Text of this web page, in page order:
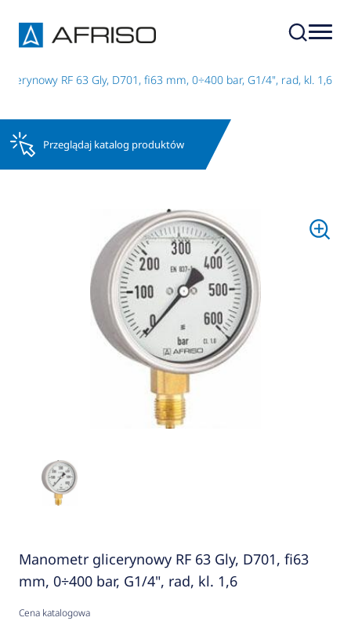
RF 63 Gly, D701, fi63 mm, 0÷400 bar, G1/4", rad, kl. 1,6
Przeglądaj katalog produktów
Manometr glicerynowy RF 63 Gly, D701, fi63
mm, 0÷400 bar, G1/4", rad, kl. 1,6
Cena katalogowa